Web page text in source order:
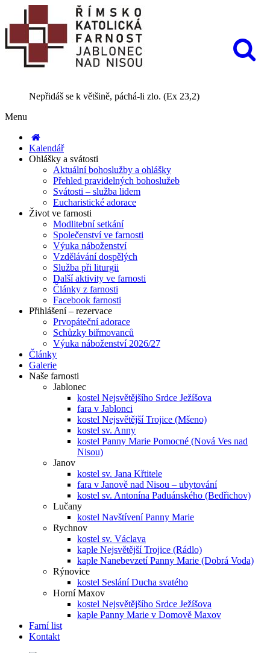
Nepřidáš se k většině, páchá-li zlo. (Ex 23,2)
Menu
Kalendář
Ohlášky a svátosti
Aktuální bohoslužby a ohlášky
Přehled pravidelných bohoslužeb
Svátosti – služba lidem
Eucharistické adorace
Život ve farnosti
Modlitební setkání
Společenství ve farnosti
Výuka náboženství
Vzdělávání dospělých
Služba při liturgii
Další aktivity ve farnosti
Články z farnosti
Facebook farnosti
Přihlášení – rezervace
Prvopáteční adorace
Schůzky biřmovanců
Výuka náboženství 2026/27
Články
Galerie
Naše farnosti
Jablonec
kostel Nejsvětějšího Srdce Ježíšova
fara v Jablonci
kostel Nejsvětější Trojice (Mšeno)
kostel sv. Anny
kostel Panny Marie Pomocné (Nová Ves nad
Nisou)
Janov
kostel sv. Jana Křtitele
fara v Janově nad Nisou – ubytování
kostel sv. Antonína Paduánského (Bedřichov)
Lučany
kostel Navštívení Panny Marie
Rychnov
kostel sv. Václava
kaple Nejsvětější Trojice (Rádlo)
kaple Nanebevzetí Panny Marie (Dobrá Voda)
Rýnovice
kostel Seslání Ducha svatého
Horní Maxov
kostel Nejsvětějšího Srdce Ježíšova
kaple Panny Marie v Domově Maxov
Farní list
Kontakt